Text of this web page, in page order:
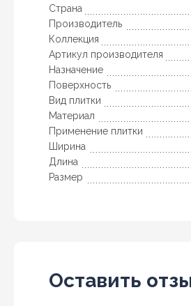
Страна
Производитель
Коллекция
Артикул производителя
Назначение
Поверхность
Вид плитки
Материал
Применение плитки
Ширина
Длина
Размер
Оставить